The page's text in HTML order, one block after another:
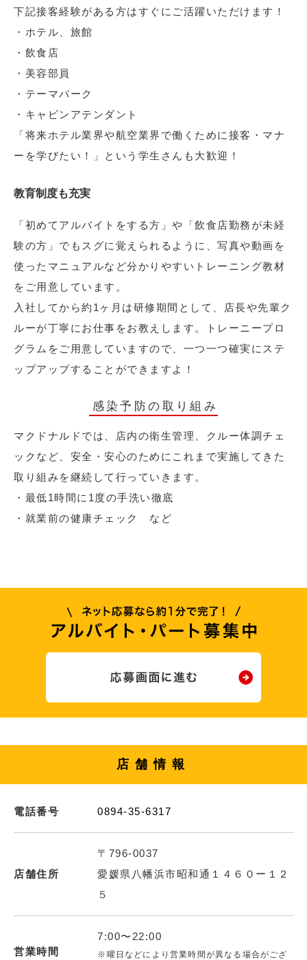
下記接客経験がある方はすぐにご活躍いただけます！
・ホテル、旅館
・飲食店
・美容部員
・テーマパーク
・キャビンアテンダント
「将来ホテル業界や航空業界で働くために接客・マナ
ーを学びたい！」という学生さんも大歓迎！
教育制度も充実
「初めてアルバイトをする方」や「飲食店勤務が未経
験の方」でもスグに覚えられるように、写真や動画を
使ったマニュアルなど分かりやすいトレーニング教材
をご用意しています。
入社してから約1ヶ月は研修期間として、店長や先輩ク
ルーが丁寧にお仕事をお教えします。トレーニープロ
グラムをご用意していますので、一つ一つ確実にステ
ップアップすることができますよ！
感染予防の取り組み
マクドナルドでは、店内の衛生管理、クルー体調チェ
ックなど、安全・安心のためにこれまで実施してきた
取り組みを継続して行っていきます。
・最低1時間に1度の手洗い徹底
・就業前の健康チェック など
店舗情報
電話番号 0894-35-6317
店舗住所
〒796-0037
愛媛県八幡浜市昭和通１４６０ー１２
５
営業時間
7:00〜22:00
※曜日などにより営業時間が異なる場合がござ